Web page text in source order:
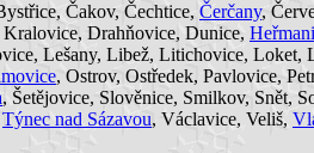
Čakov, Čechtice, Čerčany,
Drahňovice, Dunice,
Lešany, Libež, Litichovice, Loket,
, Ostrov, Ostředek, Pavlovice,
, Šetějovice, Slověnice, Smilkov, Snět,
Týnec nad Sázavou, Václavice, Veliš,